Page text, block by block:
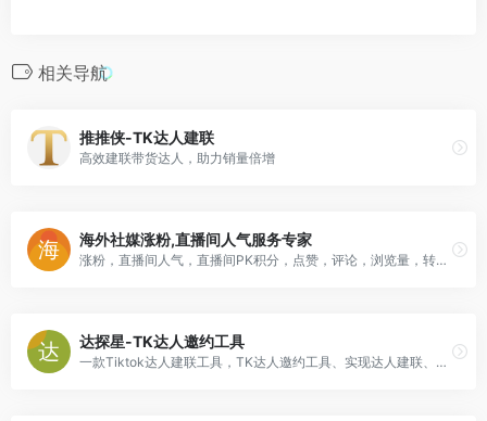
相关导航
推推侠-TK达人建联
高效建联带货达人，助力销量倍增
海外社媒涨粉,直播间人气服务专家
涨粉，直播间人气，直播间PK积分，点赞，评论，浏览量，转发。
达探星-TK达人邀约工具
一款Tiktok达人建联工具，TK达人邀约工具、实现达人建联、好评邀约、精准达人标签、自动提报商品机会